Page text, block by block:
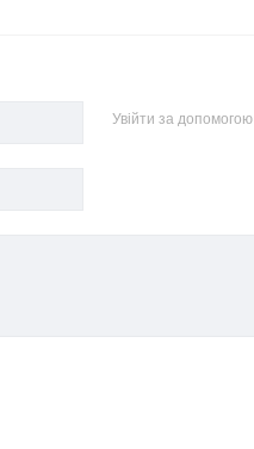
Увійти за допомогою